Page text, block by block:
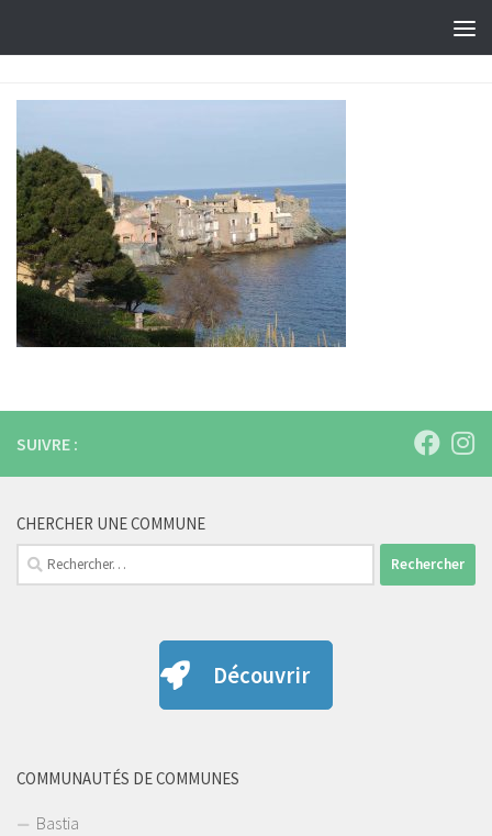
SUIVRE :
CHERCHER UNE COMMUNE
Rechercher :
Découvrir
COMMUNAUTÉS DE COMMUNES
Bastia